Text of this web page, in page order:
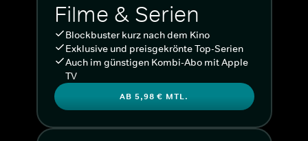
Filme & Serien
Blockbuster kurz nach dem Kino
Exklusive und preisgekrönte Top-Serien
Auch im günstigen Kombi-Abo mit Apple
TV
AB 5,98 € MTL.